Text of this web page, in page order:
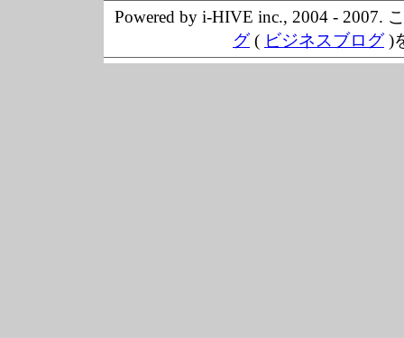
Powered by i-HIVE inc., 2004 - 2007.
グ( ビジネスブログ)